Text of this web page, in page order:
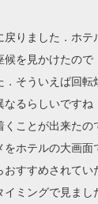
戻りました．ホテ
候を見かけたの
．そういえば回
るらしいですね
ことが出来たの
ホテルの大画面
おすすめされて
ミングで見まし